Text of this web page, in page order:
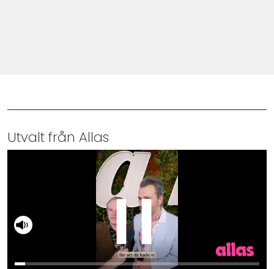
Utvalt från Allas